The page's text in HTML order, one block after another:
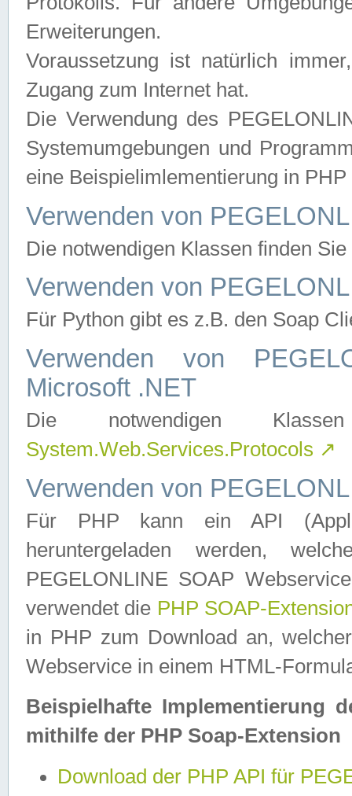
Erweiterungen.
Voraussetzung ist natürlich
Zugang zum Internet hat.
Die Verwendung des
Systemumgebungen und
eine Beispielimlementierung in
Verwenden von
Die notwendigen Klassen finden
Verwenden von
Für Python gibt es z.B. den Soap
Verwenden von
Microsoft .NET
Die notwendigen
System.Web.Services.Protocols ↗
Verwenden von
Für PHP kann ein API
heruntergeladen werden,
PEGELONLINE SOAP
verwendet die PHP SOAP-
in PHP zum Download an,
Webservice in einem HTML-
Beispielhafte Implementierung
mithilfe der PHP Soap-Extension
Download der PHP API für